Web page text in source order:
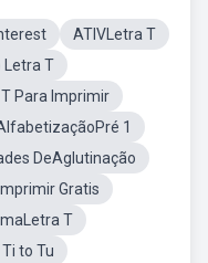
ATIVLetra T
Letra T
Para Imprimir
1
DeAglutinação
Gratis
T
to Tu